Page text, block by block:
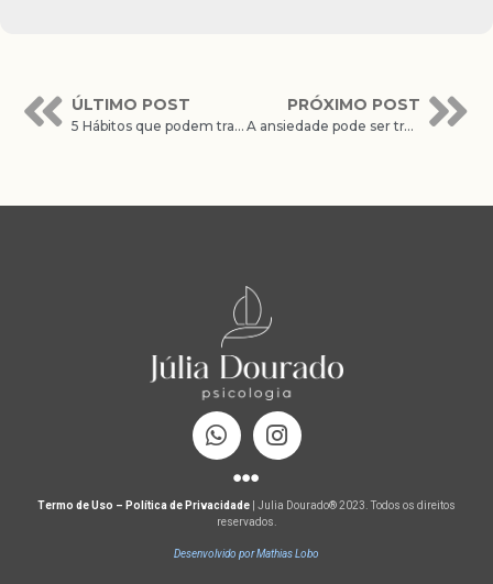
ÚLTIMO POST
5 Hábitos que podem transformar a sua relação com o dinheiro
PRÓXIMO POST
A ansiedade pode ser tratada, mas também pode ser prevenida
Termo de Uso – Política de Privacidade
| Julia Dourado® 2023. Todos os direitos
reservados.
Desenvolvido por Mathias Lobo